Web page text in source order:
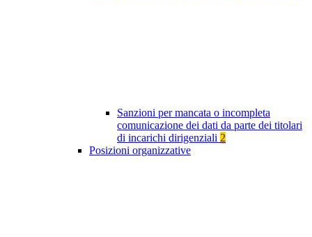
Sanzioni per mancata o incompleta
comunicazione dei dati da parte dei titolari
di incarichi dirigenziali 2
Posizioni organizzative